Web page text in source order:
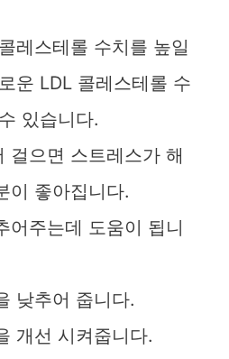
레스테롤 수치를 높일
운 LDL 콜레스테롤 수
있습니다.
걸으면 스트레스가 해
이 좋아집니다.
어주는데 도움이 됩니
낮추어 줍니다.
개선 시켜줍니다.